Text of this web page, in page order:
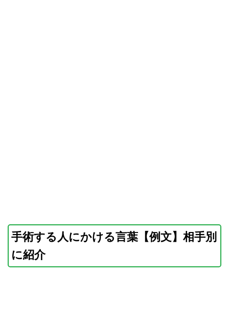
手術する人にかける言葉【例文】相手別
に紹介